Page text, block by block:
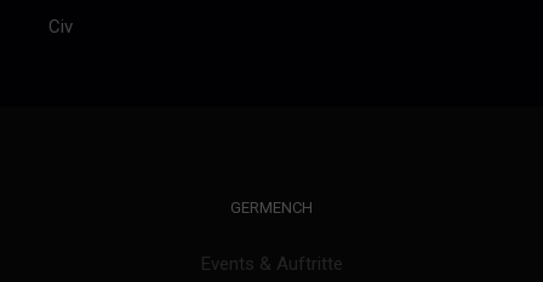
Civ
GERMENCH
Events & Auftritte